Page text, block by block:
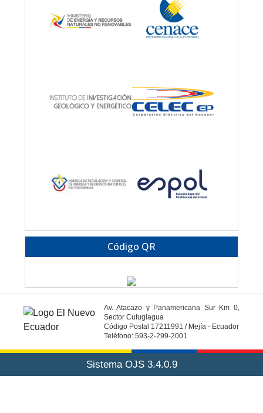
Código QR
Av. Atacazo y Panamericana Sur Km 0,
Sector Cutuglagua
Código Postal 17211991 / Mejía - Ecuador
Teléfono: 593-2-299-2001
Sistema OJS 3.4.0.9